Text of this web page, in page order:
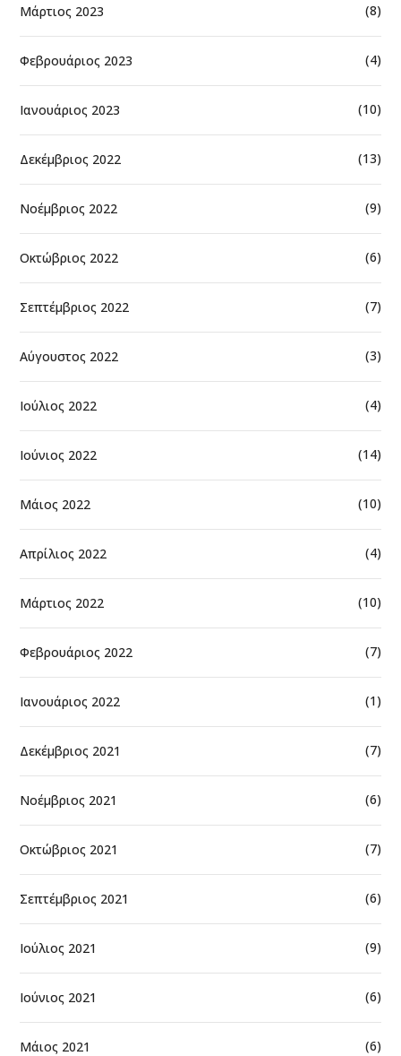
Μάρτιος 2023 (8)
Φεβρουάριος 2023 (4)
Ιανουάριος 2023 (10)
Δεκέμβριος 2022 (13)
Νοέμβριος 2022 (9)
Οκτώβριος 2022 (6)
Σεπτέμβριος 2022 (7)
Αύγουστος 2022 (3)
Ιούλιος 2022 (4)
Ιούνιος 2022 (14)
Μάιος 2022 (10)
Απρίλιος 2022 (4)
Μάρτιος 2022 (10)
Φεβρουάριος 2022 (7)
Ιανουάριος 2022 (1)
Δεκέμβριος 2021 (7)
Νοέμβριος 2021 (6)
Οκτώβριος 2021 (7)
Σεπτέμβριος 2021 (6)
Ιούλιος 2021 (9)
Ιούνιος 2021 (6)
Μάιος 2021 (6)